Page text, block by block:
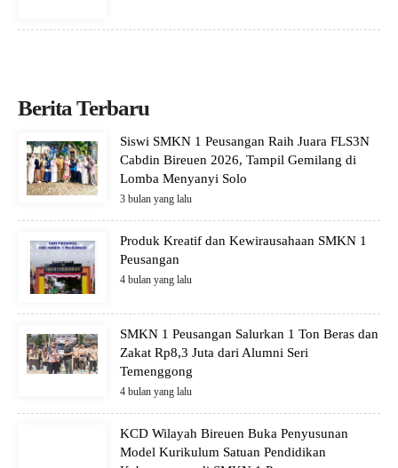
Berita Terbaru
Siswi SMKN 1 Peusangan Raih Juara FLS3N
Cabdin Bireuen 2026, Tampil Gemilang di
Lomba Menyanyi Solo
3 bulan yang lalu
Produk Kreatif dan Kewirausahaan SMKN 1
Peusangan
4 bulan yang lalu
SMKN 1 Peusangan Salurkan 1 Ton Beras dan
Zakat Rp8,3 Juta dari Alumni Seri
Temenggong
4 bulan yang lalu
KCD Wilayah Bireuen Buka Penyusunan
Model Kurikulum Satuan Pendidikan